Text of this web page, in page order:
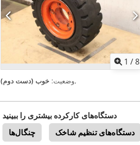
1 /8
وضعیت: خوب (دست دوم) ,
دستگاه‌های کارکرده بیشتری را ببینید
چنگال‌ها
دستگاه‌های تنظیم شاخک